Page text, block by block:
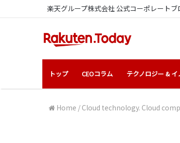
楽天グループ株式会社 公式コーポレートブ
トップ CEOコラム テクノロジー &
Home / Cloud technology. Cloud